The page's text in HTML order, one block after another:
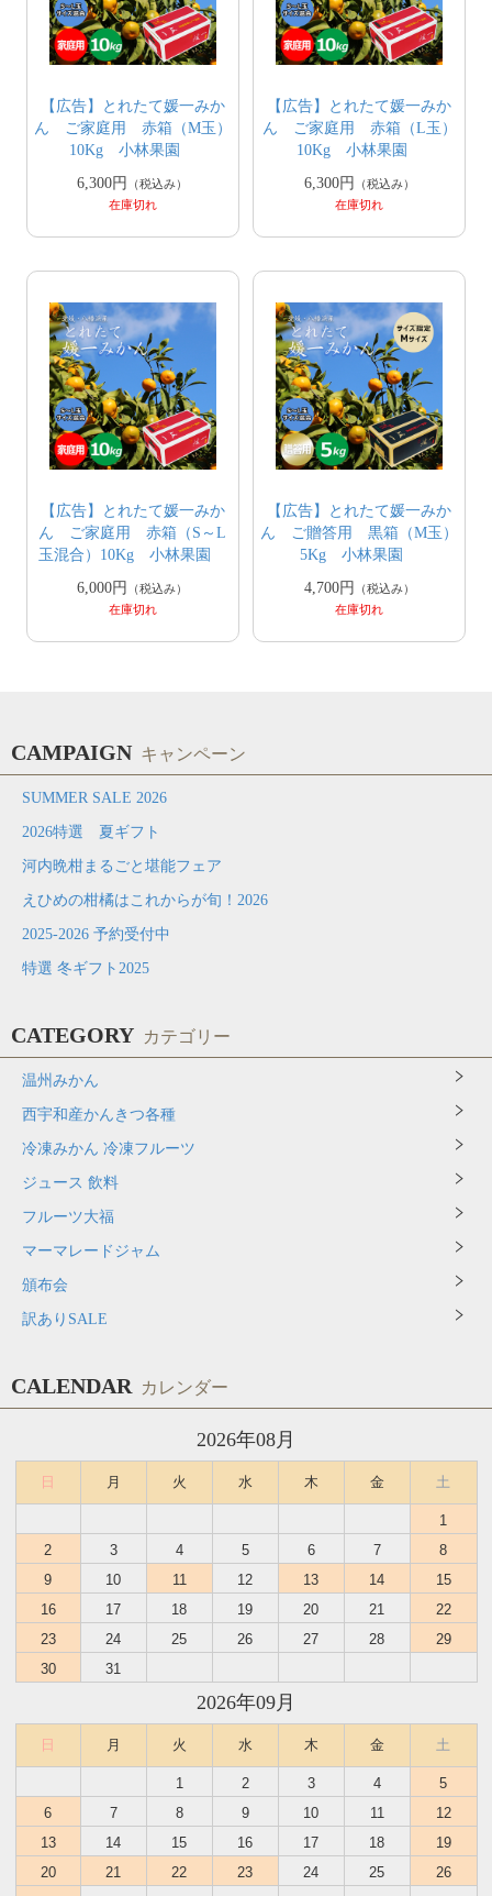
【広告】とれたて媛一みか
ん ご家庭用 赤箱（M玉）
10Kg 小林果園
6,300円
（税込み）
在庫切れ
【広告】とれたて媛一みか
ん ご家庭用 赤箱（L玉）
10Kg 小林果園
6,300円
（税込み）
在庫切れ
【広告】とれたて媛一みか
ん ご家庭用 赤箱（S～L
玉混合）10Kg 小林果園
6,000円
（税込み）
在庫切れ
【広告】とれたて媛一みか
ん ご贈答用 黒箱（M玉）
5Kg 小林果園
4,700円
（税込み）
在庫切れ
CAMPAIGN キャンペーン
SUMMER SALE 2026
2026特選 夏ギフト
河内晩柑まるごと堪能フェア
えひめの柑橘はこれからが旬！2026
2025-2026 予約受付中
特選 冬ギフト2025
CATEGORY カテゴリー
温州みかん
西宇和産かんきつ各種
冷凍みかん 冷凍フルーツ
ジュース 飲料
フルーツ大福
マーマレードジャム
頒布会
訳ありSALE
CALENDAR カレンダー
2026年08月
日 月 火 水 木 金 土
1
2
3 4 5 6 7
8
9
10 11 12 13 14
15
16
17 18 19 20 21
22
23
24 25 26 27 28
29
30
31
2026年09月
日 月 火 水 木 金 土
1 2 3 4
5
6
7 8 9 10 11
12
13
14 15 16 17 18
19
20
21 22 23 24 25
26